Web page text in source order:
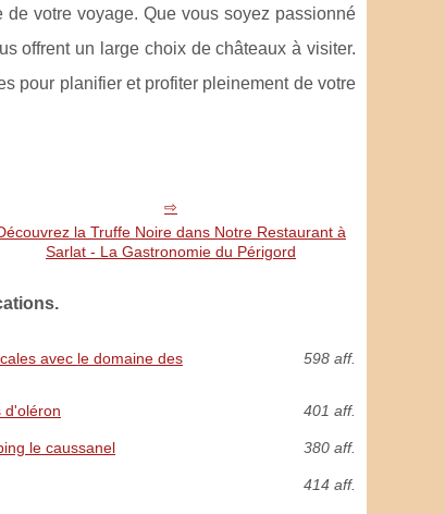
votre voyage. Que vous soyez passionné
offrent un large choix de châteaux à visiter.
pour planifier et profiter pleinement de votre
la Truffe Noire dans Notre Restaurant à
Sarlat - La Gastronomie du Périgord
avec le domaine des
598 aff.
d'oléron 401 aff.
le caussanel 380 aff.
414 aff.